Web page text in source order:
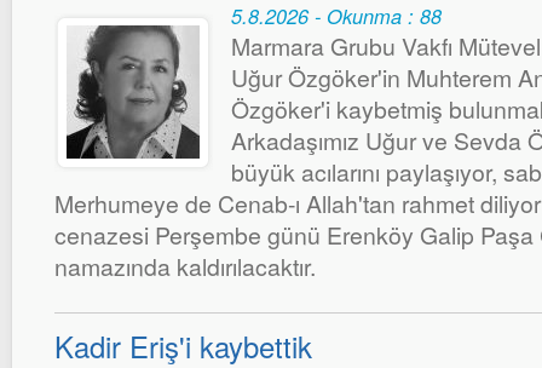
5.8.2026 - Okunma : 88
Marmara Grubu Vakfı
Uğur Özgöker'in Muhterem
Özgöker'i kaybetmiş
Arkadaşımız Uğur ve Sevda
büyük acılarını paylaşıyor,
Merhumeye de Cenab-ı Allah'tan rahmet
cenazesi Perşembe günü Erenköy Galip
namazında kaldırılacaktır.
Kadir Eriş'i kaybettik